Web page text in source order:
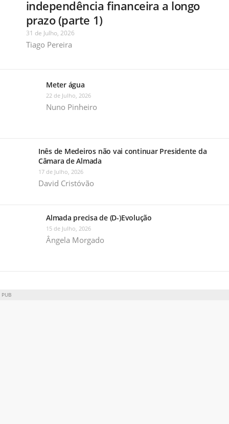
independência financeira a longo
prazo (parte 1)
31 de Julho, 2026
Tiago Pereira
Meter água
22 de Julho, 2026
Nuno Pinheiro
Inês de Medeiros não vai continuar Presidente da
Câmara de Almada
17 de Julho, 2026
David Cristóvão
Almada precisa de (D-)Evolução
15 de Julho, 2026
Ângela Morgado
PUB